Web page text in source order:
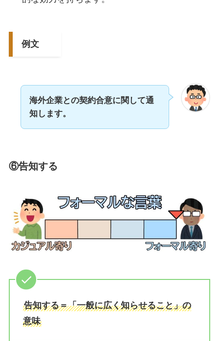
例文
海外企業との契約合意に関して通
知します。
⑥告知する
告知する＝「一般に広く知らせること」の
意味